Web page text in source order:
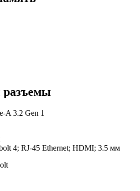
A 3.2 Gen 1
4; RJ-45 Ethernet; HDMI; 3.5 мм